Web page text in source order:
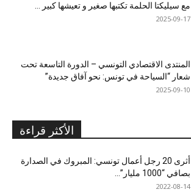
مع سيليكتا الحلمة تكتبها صغير و تعيشها كبير …
2025-09-17
المنتدى الاقتصادي التونسي – الدورة التاسعة تحت
شعار “السياحة في تونس: نحو آفاق جديدة”
2025-09-10
الأكثر قراءة
أثرى 20 رجل أعمال تونسي: المبروك في الصدارة
بصافي “1000 مليار”...
2022-08-14